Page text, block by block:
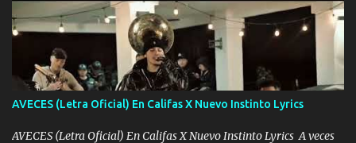
AVECES (Letra Oficial) En Califas X Nuevo Instinto Lyrics
AVECES (Letra Oficial) En Califas X Nuevo Instinto Lyrics A veces